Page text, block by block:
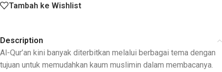
Tambah ke Wishlist
Description
Al-Qur’an kini banyak diterbitkan melalui berbagai tema dengan
tujuan untuk memudahkan kaum muslimin dalam membacanya.